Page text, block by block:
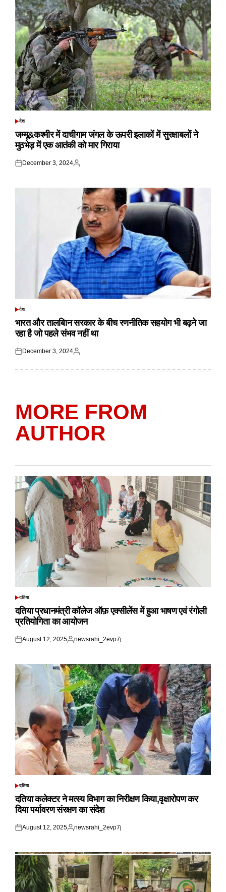
POSTED
देश
जम्मू&कश्मीर में दाचीगाम जंगल के ऊपरी इलाकों में सुरक्षाबलों ने
मुठभेड़ में एक आतंकी को मार गिराया
Posted
December 3, 2024
Posted
POSTED
देश
भारत और तालबिान सरकार के बीच रणनीतिक सहयोग भी बढ़ने जा
रहा है जो पहले संभव नहीं था
Posted
December 3, 2024
Posted
MORE FROM
AUTHOR
POSTED
दतिया
दतिया प्रधानमंत्री कॉलेज ऑफ़ एक्सीलेंस में हुआ भाषण एवं रंगोली
प्रतियोगिता का आयोजन
Posted
August 12, 2025
Posted
newsrahi_2evp7j
POSTED
दतिया
दतिया कलेक्टर ने मत्स्य विभाग का निरीक्षण किया,वृक्षारोपण कर
दिया पर्यावरण संरक्षण का संदेश
Posted
August 12, 2025
Posted
newsrahi_2evp7j